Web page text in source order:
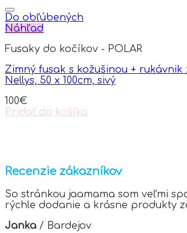
product
has
multiple
The
may
be
on
the
Do obľúbených
Náhľad
Fusaky do kočíkov - POLAR
Zimný fusak s kožušinou +
Nellys, 50 x 100cm, sivý
100€
Pridať do košíka
Recenzie zákazníkov
So stránkou jaamama som veľmi
rýchle dodanie a krásne produkty
Janka / Bardejov